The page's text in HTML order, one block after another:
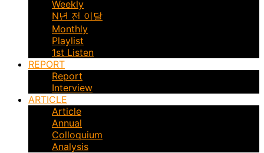
Weekly
N년 전 이달
Monthly
Playlist
1st Listen
REPORT
Report
Interview
ARTICLE
Article
Annual
Colloquium
Analysis